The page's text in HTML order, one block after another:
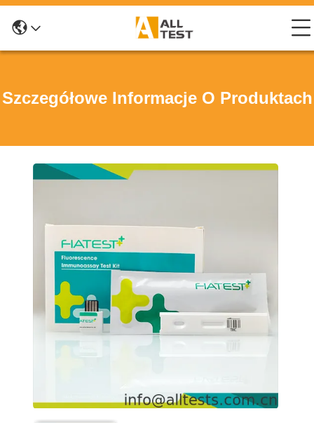
Szczegółowe Informacje O Produktach